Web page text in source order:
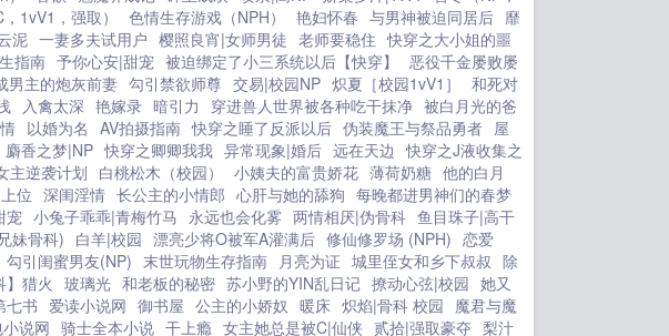
1vV1，强取） 色情生存游戏（NPH） 艳妇怀春 与男神被迫同居后 靡
泥 一妻多夫试用户 樱照良宵|女师男徒 老师要稳住 快穿之大小姐的噩
指南 予你心安|甜宠 被迫绑定了小三系统以后【快穿】
恶役千金屡败屡
男主的炮灰前妻 勾引禁欲师尊 交易|校园NP 炽夏［校园1vV1］
和死对
入禽太深 艳嫁录 暗引力 穿进兽人世界被各种吃干抹净 被白月光的爸
以婚为名 AV拍摄指南 快穿之睡了反派以后 伪装魔王与祭品勇者 屋
麝香之梦|NP 快穿之卿卿我我 异常现象|婚后 远在天边 快穿之J液收集之
主逆袭计划 白桃松木（校园） 小姨夫的富贵娇花 薄荷奶糖 他的白月
位 深闺淫情 长公主的小情郎 心肝与她的舔狗 每晚都进男神们的春梦
宠 小兔子乖乖|青梅竹马 永远也会化雾 两情相厌|伪骨科 鱼目珠子|高干
妹骨科) 白羊|校园 漂亮少将O被军A灌满后 修仙修罗场 (NPH) 恋爱
勾引闺蜜男友(NP) 末世玩物生存指南 月亮为证 城里侄女和乡下叔叔 除
】猎火 玻璃光 和老板的秘密 苏小野的YIN乱日记 撩动心弦|校园 她又
七书 爱读小说网 御书屋 公主的小娇奴 暖床 炽焰|骨科 校园 魔君与魔
说网 骑士全本小说 干上瘾 女主她总是被C|仙侠 贰拾|强取豪夺 梨汁